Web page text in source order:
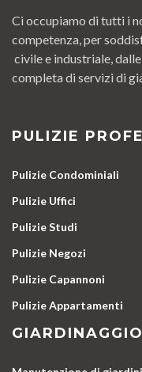
Ci occupiamo di tutti i
competenza, per
civile e industriale,
completa di servizi di
PULIZIE
Pulizie Condominiali
Pulizie Uffici
Pulizie Studi
Pulizie Negozi
Pulizie Capannoni
Pulizie Appartamenti
GIARDINAGGIO